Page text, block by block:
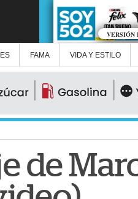
VERSIÓN
FAMA VIDA Y ESTILO
de